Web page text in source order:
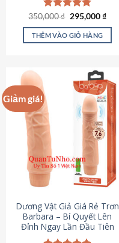
Được xếp
hạng4.79
5 sao
350,000₫ Giá
là:
350,000 ₫.
295,000₫Giá
tại
THÊM VÀO GIỎ HÀNG
Giảm giá!
Dương Vật Giả Giá Rẻ Trơn
Barbara – Bí Quyết Lên
Đỉnh Ngay Lần Đầu Tiên